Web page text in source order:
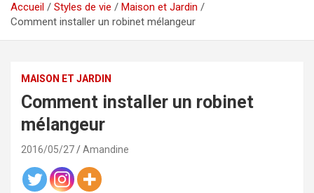
Accueil Styles de vie
Maison et Jardin
Comment installer un robinet mélangeur
MAISON ET JARDIN
Comment installer un robinet
mélangeur
2016/05/27 Amandine